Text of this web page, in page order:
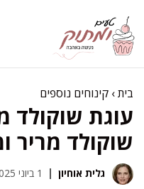
לתוכן
בית› קינוחים נוספים
עוגת שוקולד
שוקולד מריר
גלית אוחיון 1 ביוני 2025